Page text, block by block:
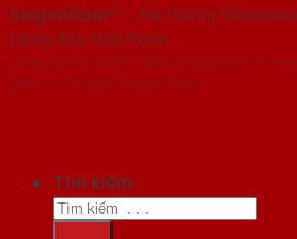
SaigonDoor™ - Hệ thống
hàng đầu Việt Nam
Copyright ⓒ 2016 – 2026 SaigonDoor™ -
Đơn vị chủ quản SaigonDoor
Tìm kiếm: